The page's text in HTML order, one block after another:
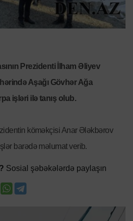
Prezidenti İlham Əliyev
Aşağı Gövhər Ağa
işləri ilə tanış olub.
köməkçisi Anar Ələkbərov
barədə məlumat verib.
Sosial şəbəkələrdə paylaşın